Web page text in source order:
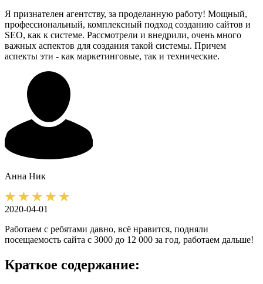
Я признателен агентству, за проделанную работу! Мощный,
профессиональный, комплексный подход созданию сайтов и
SEO, как к системе. Рассмотрели и внедрили, очень много
важных аспектов для создания такой системы. Причем
аспекты эти - как маркетинговые, так и технические.
Анна Ник
2020-04-01
Работаем с ребятами давно, всё нравится, подняли
посещаемость сайта с 3000 до 12 000 за год, работаем дальше!
Краткое содержание: